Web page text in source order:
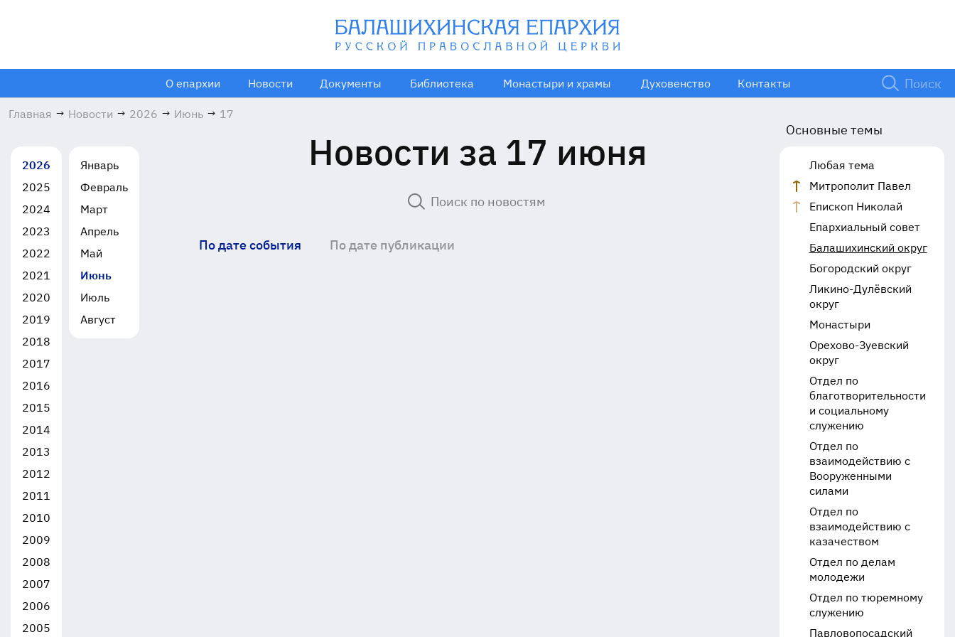
О епархии Новости Документы Библиотека Монастыри и храмы Духовенство Контакты
Главная → Новости → 2026 → Июнь → 17
2026
2025
2024
2023
2022
2021
2020
2019
2018
2017
2016
2015
2014
2013
2012
2011
2010
2009
2008
2007
2006
2005
Январь
Февраль
Март
Апрель
Май
Июнь
Июль
Август
Новости за 17 июня
По дате события По дате публикации
Основные темы
Любая тема
Митрополит Павел
Епископ Николай
Епархиальный совет
Балашихинский округ
Богородский округ
Ликино-Дулёвский
округ
Монастыри
Орехово-Зуевский
округ
Отдел по
благотворительности
и социальному
служению
Отдел по
взаимодействию с
Вооруженными
силами
Отдел по
взаимодействию с
казачеством
Отдел по делам
молодежи
Отдел по тюремному
служению
Павловопосадский